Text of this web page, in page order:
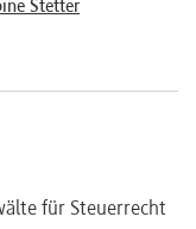
Stetter
für Steuerrecht